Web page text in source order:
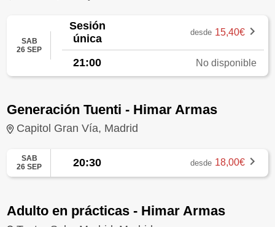
SAB
26 SEP
Sesión
única
desde 15,40€
21:00 No disponible
Generación Tuenti - Himar Armas
Capitol Gran Vía, Madrid
SAB
26 SEP
20:30 desde 18,00€
Adulto en prácticas - Himar Armas